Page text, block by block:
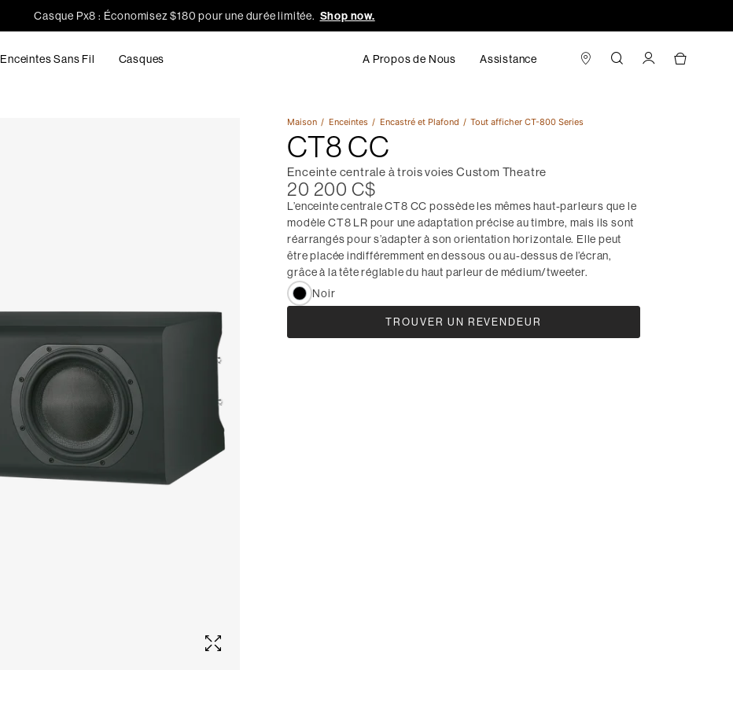
Casque Px8 : Économisez $180 pour une durée limitée. Shop now.
Enceintes Sans Fil Casques A Propos de Nous Assistance
Maison Enceintes Encastré et Plafond Tout afficher CT-800 Series
CT8 CC
Enceinte centrale à trois voies Custom Theatre
20 200 C$
L’enceinte centrale CT8 CC possède les mêmes haut-parleurs que le
modèle CT8 LR pour une adaptation précise au timbre, mais ils sont
réarrangés pour s’adapter à son orientation horizontale. Elle peut
être placée indifféremment en dessous ou au-dessus de l’écran,
grâce à la tête réglable du haut parleur de médium/tweeter.
Noir
TROUVER UN REVENDEUR